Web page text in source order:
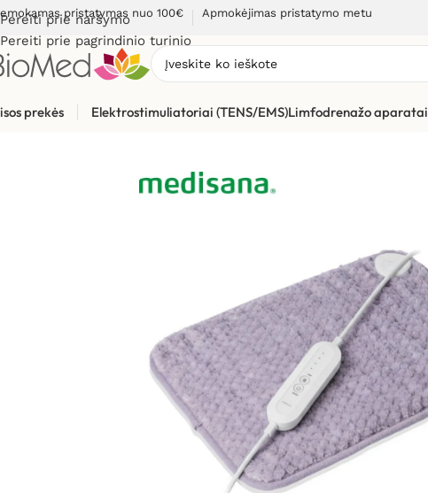
Pereiti prie naršymo
Pereiti prie pagrindinio turinio
pristatymas nuo 100€ Apmokėjimas pristatymo metu
prekės Elektrostimuliatoriai (TENS/EMS)Limfodrenažo aparatai
Sveikatos priežiūrai